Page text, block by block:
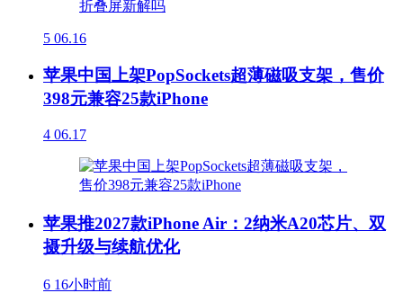
5 06.16
苹果中国上架PopSockets超薄磁吸支架，售价
398元兼容25款iPhone
4 06.17
苹果推2027款iPhone Air：2纳米A20芯片、双
摄升级与续航优化
6 16小时前